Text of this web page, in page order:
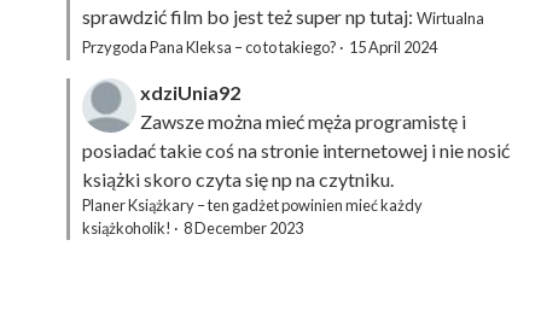
sprawdzić film bo jest też super np tutaj: Wirtualna
Przygoda Pana Kleksa – co to takiego? · 15 April 2024
xdziUnia92
Zawsze można mieć męża programistę i
posiadać takie coś na stronie internetowej i nie nosić
książki skoro czyta się np na czytniku.
Planer Książkary – ten gadżet powinien mieć każdy
książkoholik! · 8 December 2023